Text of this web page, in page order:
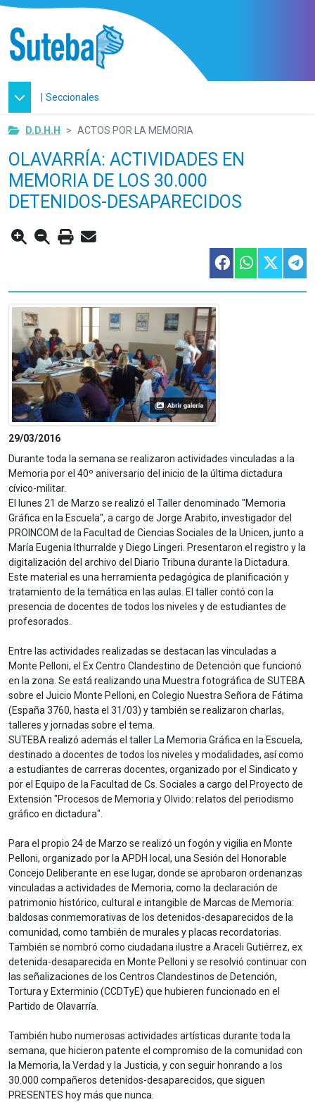
| Seccionales
D.D.H.H ACTOS POR LA MEMORIA
OLAVARRÍA: ACTIVIDADES EN
MEMORIA DE LOS 30.000
DETENIDOS-DESAPARECIDOS
29/03/2016
Durante toda la semana se realizaron actividades vinculadas a la
Memoria por el 40º aniversario del inicio de la última dictadura
cívico-militar.
El lunes 21 de Marzo se realizó el Taller denominado "Memoria
Gráfica en la Escuela", a cargo de Jorge Arabito, investigador del
PROINCOM de la Facultad de Ciencias Sociales de la Unicen, junto a
María Eugenia Ithurralde y Diego Lingeri. Presentaron el registro y la
digitalización del archivo del Diario Tribuna durante la Dictadura.
Este material es una herramienta pedagógica de planificación y
tratamiento de la temática en las aulas. El taller contó con la
presencia de docentes de todos los niveles y de estudiantes de
profesorados.
Entre las actividades realizadas se destacan las vinculadas a
Monte Pelloni, el Ex Centro Clandestino de Detención que funcionó
en la zona. Se está realizando una Muestra fotográfica de SUTEBA
sobre el Juicio Monte Pelloni, en Colegio Nuestra Señora de Fátima
(España 3760, hasta el 31/03) y también se realizaron charlas,
talleres y jornadas sobre el tema.
SUTEBA realizó además el taller La Memoria Gráfica en la Escuela,
destinado a docentes de todos los niveles y modalidades, así como
a estudiantes de carreras docentes, organizado por el Sindicato y
por el Equipo de la Facultad de Cs. Sociales a cargo del Proyecto de
Extensión "Procesos de Memoria y Olvido: relatos del periodismo
gráfico en dictadura".
Para el propio 24 de Marzo se realizó un fogón y vigilia en Monte
Pelloni, organizado por la APDH local, una Sesión del Honorable
Concejo Deliberante en ese lugar, donde se aprobaron ordenanzas
vinculadas a actividades de Memoria, como la declaración de
patrimonio histórico, cultural e intangible de Marcas de Memoria:
baldosas conmemorativas de los detenidos-desaparecidos de la
comunidad, como también de murales y placas recordatorias.
También se nombró como ciudadana ilustre a Araceli Gutiérrez, ex
detenida-desaparecida en Monte Pelloni y se resolvió continuar con
las señalizaciones de los Centros Clandestinos de Detención,
Tortura y Exterminio (CCDTyE) que hubieren funcionado en el
Partido de Olavarría.
También hubo numerosas actividades artísticas durante toda la
semana, que hicieron patente el compromiso de la comunidad con
la Memoria, la Verdad y la Justicia, y con seguir honrando a los
30.000 compañeros detenidos-desaparecidos, que siguen
PRESENTES hoy más que nunca.